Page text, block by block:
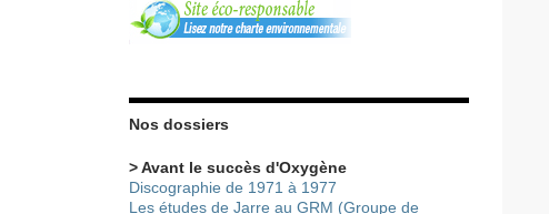
Nos dossiers
> Avant le succès d'Oxygène
Discographie de 1971 à 1977
Les études de Jarre au GRM (Groupe de